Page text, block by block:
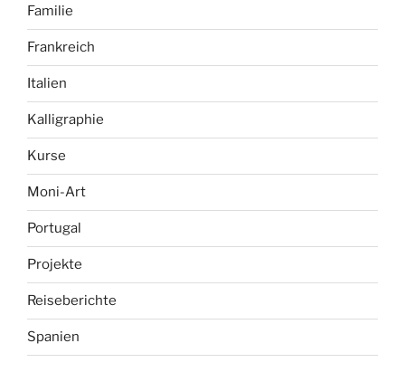
Familie
Frankreich
Italien
Kalligraphie
Kurse
Moni-Art
Portugal
Projekte
Reiseberichte
Spanien